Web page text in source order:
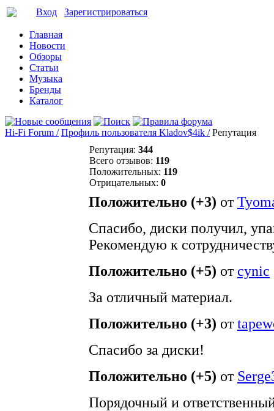
Вход Зарегистрироваться
Главная
Новости
Обзоры
Статьи
Музыка
Бренды
Каталог
Hi-Fi Forum / Профиль пользователя Kladov$4ik / Репутация
Репутация: 344
Всего отзывов: 119
Положительных: 119
Отрицательных: 0
Положительно (+3) от
Спасибо, диски получил,
Рекомендую к
Положительно (+5) от cynic
За отличный материал.
Положительно (+3) от
Спасибо за диски!
Положительно (+5) от
Порядочный и